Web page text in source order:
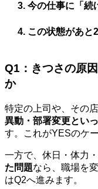
今の仕事に「続
この状態があと
Q1：きつさの原
か
特定の上司や、その
異動・部署変更とい
す。これがYESのケー
一方で、休日・体力
た問題なら、職場を
はQ2へ進みます。